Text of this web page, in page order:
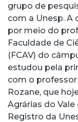
grupo de
com a Unesp. A
por meio do
Faculdade de
(FCAV) do
estudou pela
com o
Rozane, que
Agrárias do Vale
Registro da